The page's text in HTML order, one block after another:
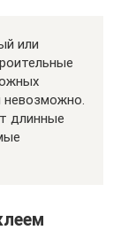
или
длинные